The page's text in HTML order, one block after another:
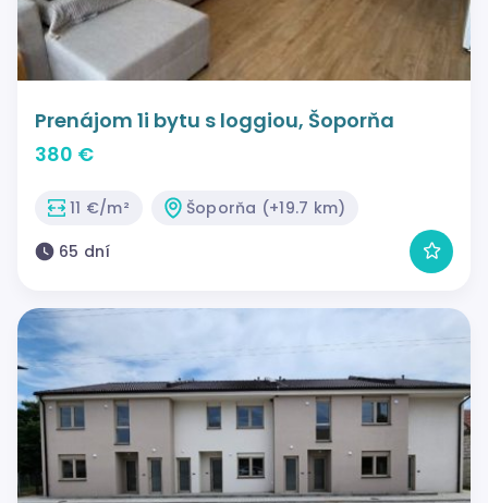
Prenájom 1i bytu s loggiou, Šoporňa
380 €
11 €/m²
Šoporňa (+19.7 km)
65 dní